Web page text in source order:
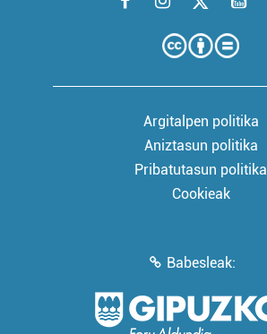
Argitalpen politika
Aniztasun politika
Pribatutasun politika
Cookieak
Babesleak: